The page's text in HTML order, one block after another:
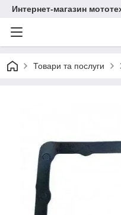
Интернет-магазин
Товари та послуги